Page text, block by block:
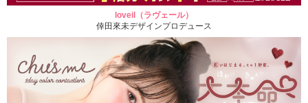
loveil（ラヴェール）
倖田來未デザインプロデュース